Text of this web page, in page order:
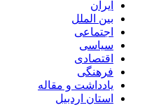
ایران
بین الملل
اجتماعی
سیاسی
اقتصادی
فرهنگی
یادداشت و مقاله
استان اردبیل